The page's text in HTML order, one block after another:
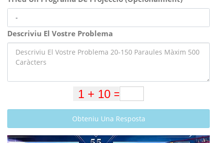
Descriviu El Vostre Problema
Obteniu Una Resposta